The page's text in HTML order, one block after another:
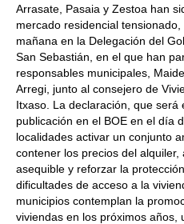
Arrasate, Pasaia y Zestoa han
mercado residencial
mañana en la Delegación del
San Sebastián, en el que han
responsables municipales,
Arregi, junto al consejero de
Itxaso. La declaración, que
publicación en el BOE en el día
localidades activar un conjunto
contener los precios del
asequible y reforzar la
dificultades de acceso a la
municipios contemplan la
viviendas en los próximos